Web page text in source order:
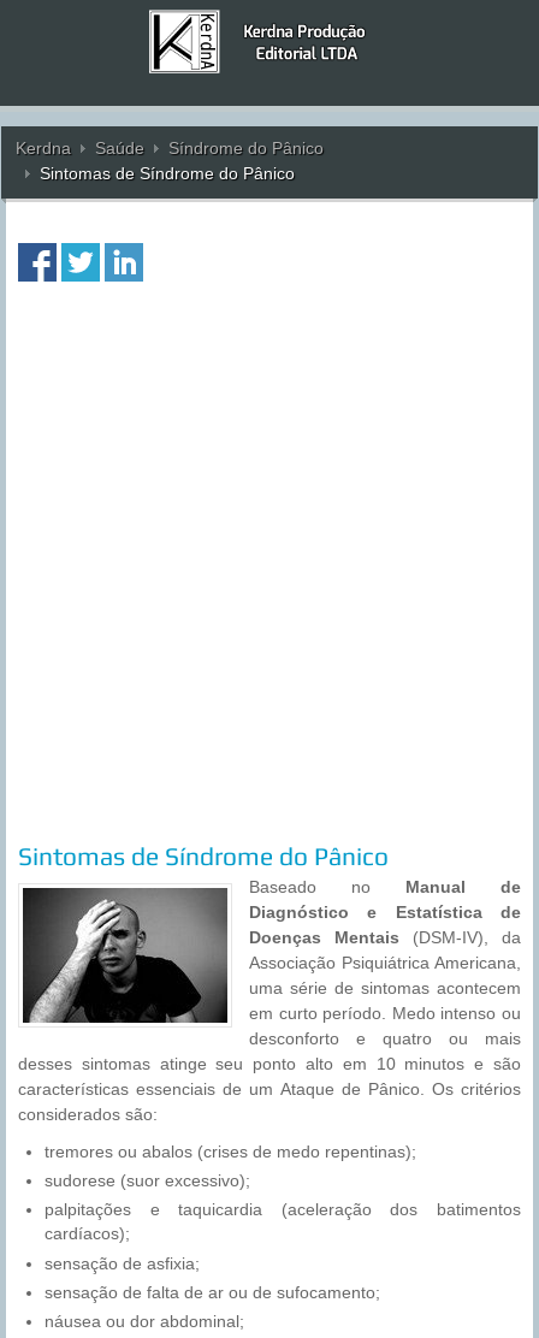
Kerdna Saúde
Síndrome do Pânico
Sintomas de Síndrome do Pânico
Sintomas de Síndrome do Pânico
Baseado no Manual de
Diagnóstico e Estatística de
Doenças Mentais (DSM-IV), da
Associação Psiquiátrica Americana,
uma série de sintomas acontecem
em curto período. Medo intenso ou
desconforto e quatro ou mais
desses sintomas atinge seu ponto alto em 10 minutos e são
características essenciais de um Ataque de Pânico. Os critérios
considerados são:
tremores ou abalos (crises de medo repentinas);
sudorese (suor excessivo);
palpitações e taquicardia (aceleração dos batimentos
cardíacos);
sensação de asfixia;
sensação de falta de ar ou de sufocamento;
náusea ou dor abdominal;